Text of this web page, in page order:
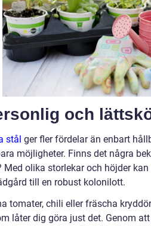
och
stål ger fler fördelar än enbart
möjligheter. Finns det några
Med olika storlekar och höjder
till en robust kolonilott.
tomater, chili eller fräscha
låter dig göra just det. Genom